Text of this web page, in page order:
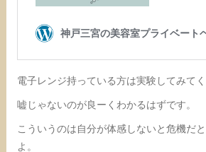
電子レンジ持っている方は実験してみてく
嘘じゃないのが良ーくわかるはずです。
こういうのは自分が体感しないと危機だ
よ。